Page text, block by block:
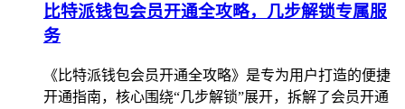
比特派钱包会员开通全攻略，几步解锁专属服
务
《比特派钱包会员开通全攻略》是专为用户打造的便捷
开通指南，核心围绕“几步解锁”展开，拆解了会员开通